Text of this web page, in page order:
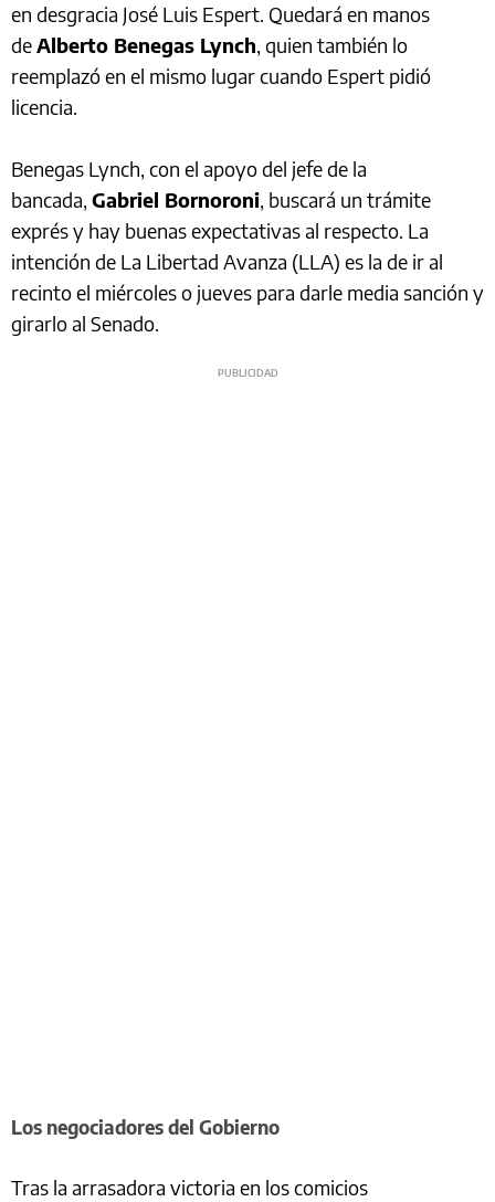
en desgracia José Luis Espert. Quedará en manos
deAlberto Benegas Lynch, quien también lo
reemplazó en el mismo lugar cuando Espert pidió
licencia.
Benegas Lynch, con el apoyo del jefe de la
bancada, Gabriel Bornoroni, buscará un trámite
exprés y hay buenas expectativas al respecto. La
intención de La Libertad Avanza (LLA) es la de ir al
recinto el miércoles o jueves para darle media sanción y
girarlo al Senado.
Los negociadores del Gobierno
Tras la arrasadora victoria en los comicios